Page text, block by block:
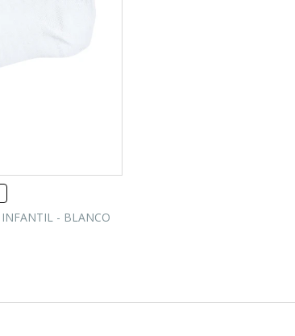
INFANTIL - BLANCO